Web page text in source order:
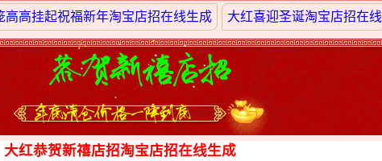
高高挂起祝福新年淘宝店招在线生成 大红喜迎圣诞淘宝店招在线
大红恭贺新禧店招淘宝店招在线生成